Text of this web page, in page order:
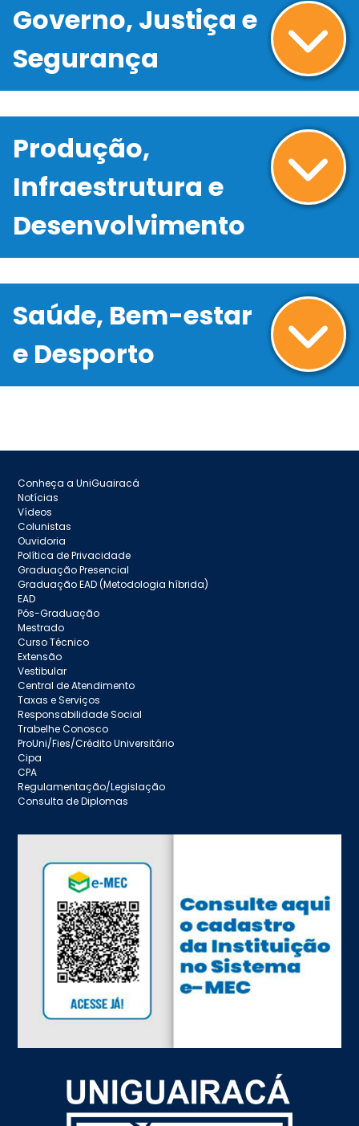
Governo, Justiça e
Segurança
Produção,
Infraestrutura e
Desenvolvimento
Saúde, Bem-estar
e Desporto
Conheça a UniGuairacá
Notícias
Vídeos
Colunistas
Ouvidoria
Política de Privacidade
Graduação Presencial
Graduação EAD (Metodologia híbrida)
EAD
Pós-Graduação
Mestrado
Curso Técnico
Extensão
Vestibular
Central de Atendimento
Taxas e Serviços
Responsabilidade Social
Trabelhe Conosco
ProUni/Fies/Crédito Universitário
Cipa
CPA
Regulamentação/Legislação
Consulta de Diplomas